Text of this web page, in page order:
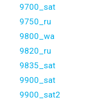
9700_sat
9750_ru
9800_wa
9820_ru
9835_sat
9900_sat
9900_sat2